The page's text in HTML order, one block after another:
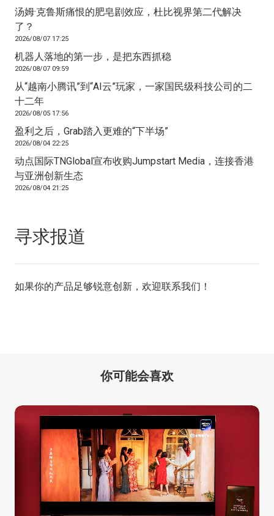
汤姆·克鲁斯痛恨的肥皂剧效应，杜比视界第二代解决
了？
2026/08/07 17:25
机器人落地的第一步，是把东西抓稳
2026/08/07 09:59
从“越南小腾讯”到“AI云”玩家，一家国民级科技公司的二
十二年
2026/08/05 17:56
盈利之后，Grab踏入更难的“下半场”
2026/08/04 22:25
动点国际TNGlobal宣布收购Jumpstart Media，连接香港
与亚洲创新生态
2026/08/04 21:25
寻求报道
如果你的产品足够锐意创新，欢迎联系我们 ！
你可能会喜欢